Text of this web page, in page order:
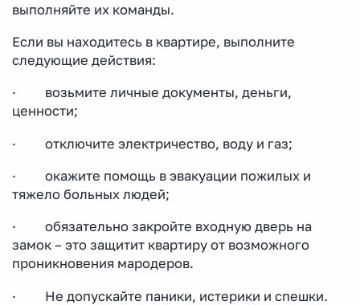
выполняйте их команды.
Если вы находитесь в квартире, выполните
следующие действия:
· возьмите личные документы, деньги,
ценности;
· отключите электричество, воду и газ;
· окажите помощь в эвакуации пожилых и
тяжело больных людей;
· обязательно закройте входную дверь на
замок – это защитит квартиру от возможного
проникновения мародеров.
· Не допускайте паники, истерики и спешки.